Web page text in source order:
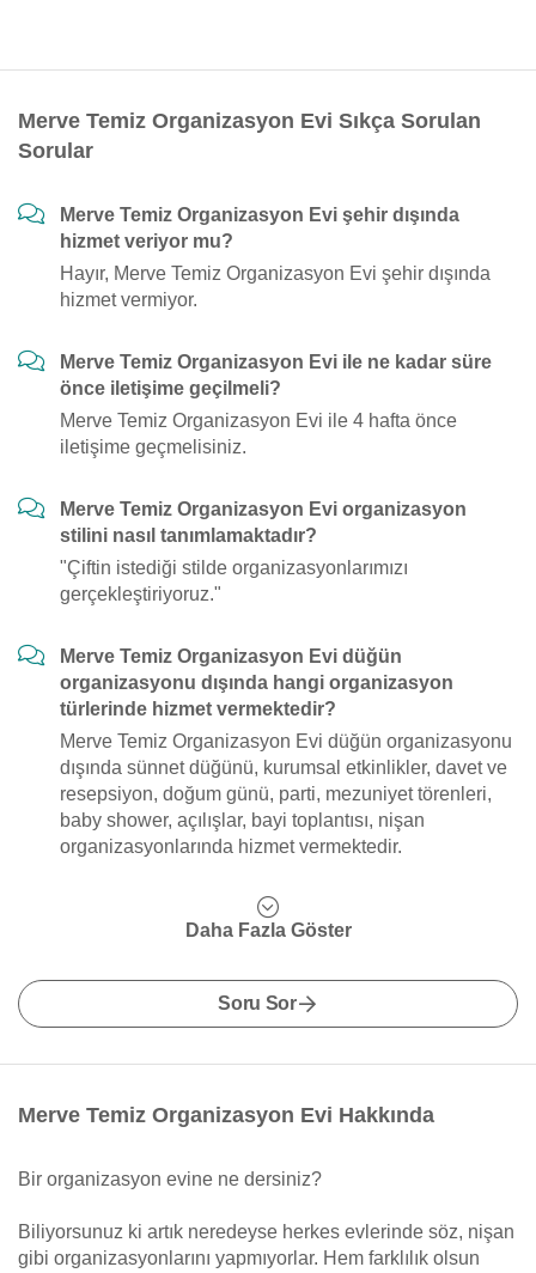
Merve Temiz Organizasyon Evi Sıkça Sorulan
Sorular
Merve Temiz Organizasyon Evi şehir dışında
hizmet veriyor mu?
Hayır, Merve Temiz Organizasyon Evi şehir dışında
hizmet vermiyor.
Merve Temiz Organizasyon Evi ile ne kadar süre
önce iletişime geçilmeli?
Merve Temiz Organizasyon Evi ile 4 hafta önce
iletişime geçmelisiniz.
Merve Temiz Organizasyon Evi organizasyon
stilini nasıl tanımlamaktadır?
"Çiftin istediği stilde organizasyonlarımızı
gerçekleştiriyoruz."
Merve Temiz Organizasyon Evi düğün
organizasyonu dışında hangi organizasyon
türlerinde hizmet vermektedir?
Merve Temiz Organizasyon Evi düğün organizasyonu
dışında sünnet düğünü, kurumsal etkinlikler, davet ve
resepsiyon, doğum günü, parti, mezuniyet törenleri,
baby shower, açılışlar, bayi toplantısı, nişan
organizasyonlarında hizmet vermektedir.
Daha Fazla Göster
Soru Sor
Merve Temiz Organizasyon Evi Hakkında
Bir organizasyon evine ne dersiniz?
Biliyorsunuz ki artık neredeyse herkes evlerinde söz, nişan
gibi organizasyonlarını yapmıyorlar. Hem farklılık olsun